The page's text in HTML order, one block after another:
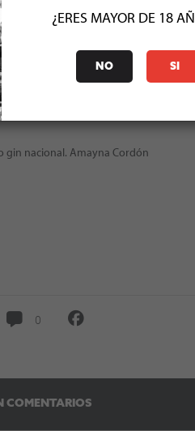
sazonados al merquén, la
A un puñado de
y al cabo, con la que se
Este recorrido suma
piñones y algas, como tejidos
gin nacional. Amayna Cordón
0
COMENTARIOS
¿ERES MAYOR DE 18
NO SI